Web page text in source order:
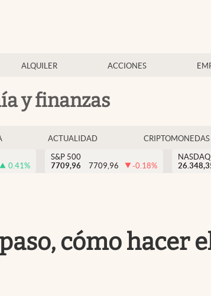
ALQUILER ACCIONES
y finanzas
ACTUALIDAD CRIPTOMONEDAS
0.41%
S&P 500
7709,96
7709,96 -0.18%
NASDAQ
cómo hacer